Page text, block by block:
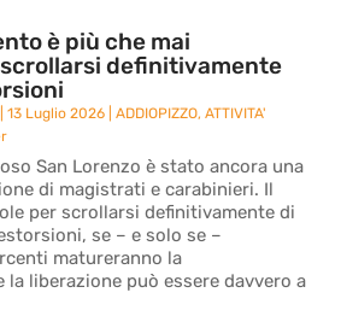
è più che mai
definitivamente
|13 Luglio 2026 |ADDIOPIZZO,ATTIVITA'
San Lorenzo è stato ancora una
di magistrati e carabinieri. Il
per scrollarsi definitivamente di
se – e solo se –
matureranno la
la liberazione può essere davvero a